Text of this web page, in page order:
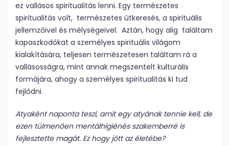
ez vallásos spiritualitás lenni. Egy természetes
spiritualitás volt, természetes útkeresés, a spirituális
jellemzőivel és mélységeivel. Aztán, hogy alig találtam
kapaszkodókat a személyes spirituális világom
kialakítására, teljesen természetesen találtam rá a
vallásosságra, mint annak megszentelt kulturális
formájára, ahogy a személyes spiritualitás ki tud
fejlődni.
Atyaként naponta teszi, amit egy atyának tennie kell, de
ezen túlmenően mentálhigiénés szakemberré is
fejlesztette magát. Ez hogy jött az életébe?